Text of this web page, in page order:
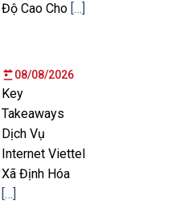
Độ Cao Cho […]
08/08/2026
Key
Takeaways
Dịch Vụ
Internet Viettel
Xã Định Hóa
[…]